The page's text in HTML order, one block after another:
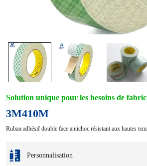
Solution unique pour les besoins de
3M410M
Ruban adhésif double face antichoc résistant aux hautes
Personnalisation